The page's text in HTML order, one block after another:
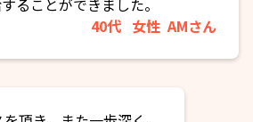
ることができました。
40代 女性 AMさん